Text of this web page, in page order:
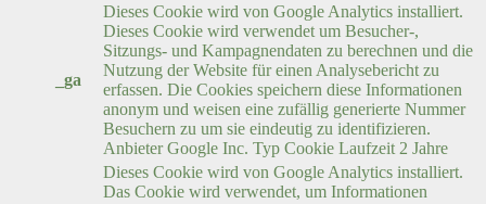
_ga
Dieses Cookie wird von Google Analytics installiert.
Dieses Cookie wird verwendet um Besucher-,
Sitzungs- und Kampagnendaten zu berechnen und die
Nutzung der Website für einen Analysebericht zu
erfassen. Die Cookies speichern diese Informationen
anonym und weisen eine zufällig generierte Nummer
Besuchern zu um sie eindeutig zu identifizieren.
Anbieter Google Inc. Typ Cookie Laufzeit 2 Jahre
Dieses Cookie wird von Google Analytics installiert.
Das Cookie wird verwendet, um Informationen